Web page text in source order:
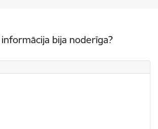
informācija bija noderīga?
bija noderīga?